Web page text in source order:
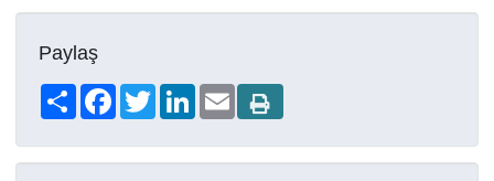
Paylaş
Share FacebookTwitterLinkedIn
Email